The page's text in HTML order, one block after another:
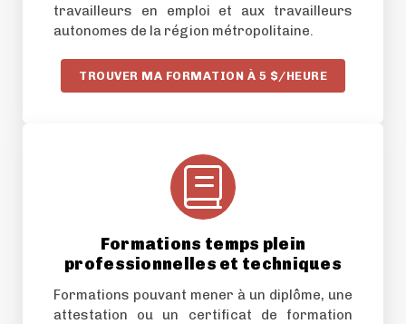
travailleurs en emploi et aux travailleurs
autonomes de la région métropolitaine.
TROUVER MA FORMATION À 5 $/HEURE
Formations temps plein
professionnelles et techniques
Formations pouvant mener à un diplôme, une
attestation ou un certificat de formation